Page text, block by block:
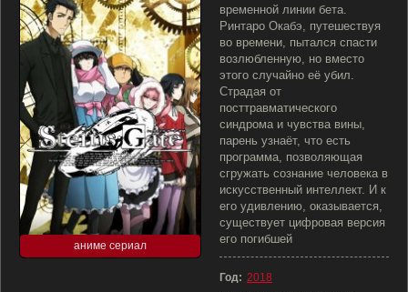
аниме сериал
временной линии бета.
Ринтаро Окабэ, путешествуя
во времени, пытался спасти
возлюбленную, но вместо
этого случайно её убил.
Страдая от
посттравматического
синдрома и чувства вины,
парень узнаёт, что есть
программа, позволяющая
сгружать сознание человека в
искусственный интеллект. И к
его удивлению, оказывается,
существует цифровая версия
его погибшей
Год: 2018